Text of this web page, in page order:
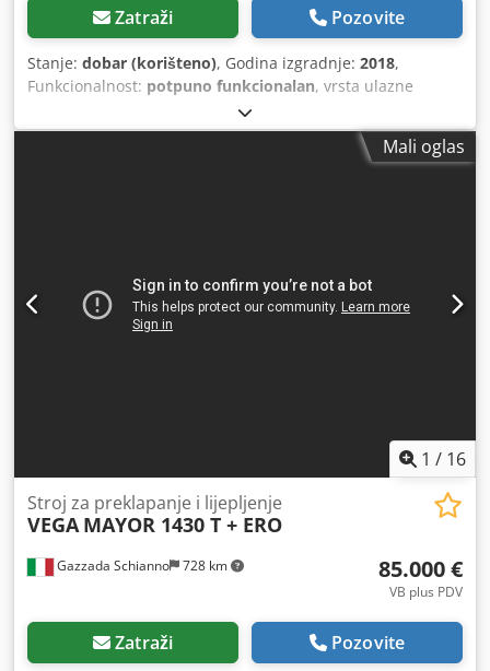
Zatraži Pozovite
Stanje: dobar (korišteno), Godina izgradnje: 2018,
Funkcionalnost: potpuno funkcionalan, vrsta ulazne
, ukupna širina:
Mali oglas
1 / 16
Gazzada Schianno 728 km
Stroj za preklapanje i lijepljenje
VEGA MAYOR 1430 T + ERO
85.000 €
VB plus PDV
Zatraži Pozovite